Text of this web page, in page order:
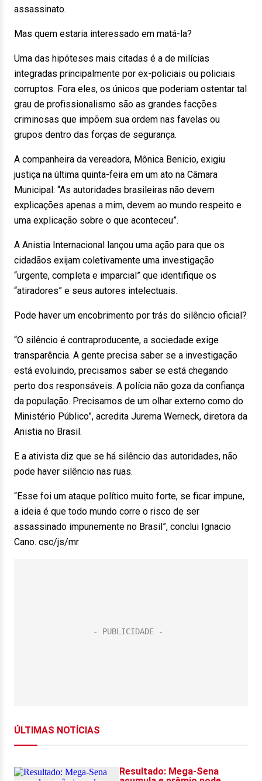
assassinato.
Mas quem estaria interessado em matá-la?
Uma das hipóteses mais citadas é a de milícias
integradas principalmente por ex-policiais ou policiais
corruptos. Fora eles, os únicos que poderiam ostentar tal
grau de profissionalismo são as grandes facções
criminosas que impõem sua ordem nas favelas ou
grupos dentro das forças de segurança.
A companheira da vereadora, Mônica Benicio, exigiu
justiça na última quinta-feira em um ato na Câmara
Municipal: “As autoridades brasileiras não devem
explicações apenas a mim, devem ao mundo respeito e
uma explicação sobre o que aconteceu”.
A Anistia Internacional lançou uma ação para que os
cidadãos exijam coletivamente uma investigação
“urgente, completa e imparcial” que identifique os
“atiradores” e seus autores intelectuais.
Pode haver um encobrimento por trás do silêncio oficial?
“O silêncio é contraproducente, a sociedade exige
transparência. A gente precisa saber se a investigação
está evoluindo, precisamos saber se está chegando
perto dos responsáveis. A polícia não goza da confiança
da população. Precisamos de um olhar externo como do
Ministério Público”, acredita Jurema Werneck, diretora da
Anistia no Brasil.
E a ativista diz que se há silêncio das autoridades, não
pode haver silêncio nas ruas.
“Esse foi um ataque político muito forte, se ficar impune,
a ideia é que todo mundo corre o risco de ser
assassinado impunemente no Brasil”, conclui Ignacio
Cano. csc/js/mr